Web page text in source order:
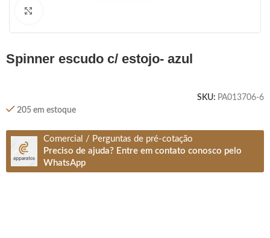
spinner escudo c/ estojo- azul
SKU: PA013706-6
205 em estoque
Comercial / Perguntas de pré-cotação
Preciso de ajuda? Entre em contato conosco pelo
WhatsApp